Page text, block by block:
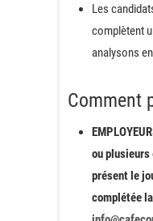
Les
complètent
analysons
Comment
ou plusieurs
présent le
complétée